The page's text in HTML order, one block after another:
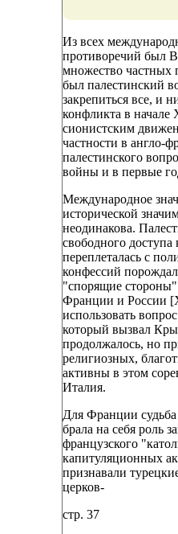
Из всех
противоречий был
множество частных
был палестинский
закрепиться все, и
конфликта в начале
сионистским
частности в англо-
палестинского
войны и в первые
Международное
исторической
неодинакова.
свободного
переплеталась с
конфессий
"спорящие
Франции и России
использовать
который вызвал
продолжалось, но
религиозных,
активны в этом
Италия.
Для Франции
брала на себя роль
французского
капитуляционных
признавали
церков-
стр. 37